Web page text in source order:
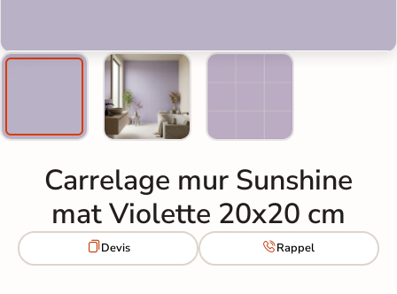
Carrelage mur Sunshine
mat Violette 20x20 cm
Devis Rappel